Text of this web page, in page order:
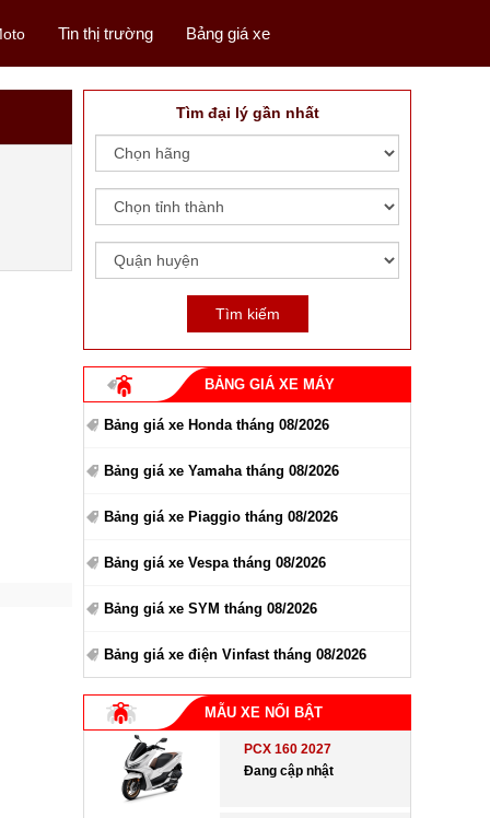
Tin thị trường Bảng giá xe
Tìm đại lý gần nhất
BẢNG GIÁ XE MÁY
Bảng giá xe Honda tháng 08/2026
Bảng giá xe Yamaha tháng 08/2026
Bảng giá xe Piaggio tháng 08/2026
Bảng giá xe Vespa tháng 08/2026
Bảng giá xe SYM tháng 08/2026
Bảng giá xe điện Vinfast tháng 08/2026
MẪU XE NỔI BẬT
PCX 160 2027
Đang cập nhật